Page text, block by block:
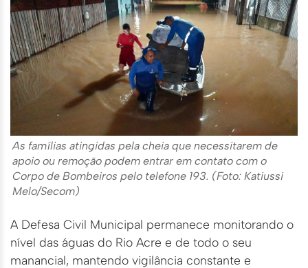
As famílias atingidas pela cheia que necessitarem de
apoio ou remoção podem entrar em contato com o
Corpo de Bombeiros pelo telefone 193. (Foto: Katiussi
Melo/Secom)
A Defesa Civil Municipal permanece monitorando o
nível das águas do Rio Acre e de todo o seu
manancial, mantendo vigilância constante e